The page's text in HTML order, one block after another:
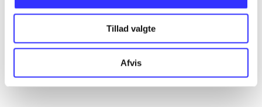
Tillad valgte
Afvis